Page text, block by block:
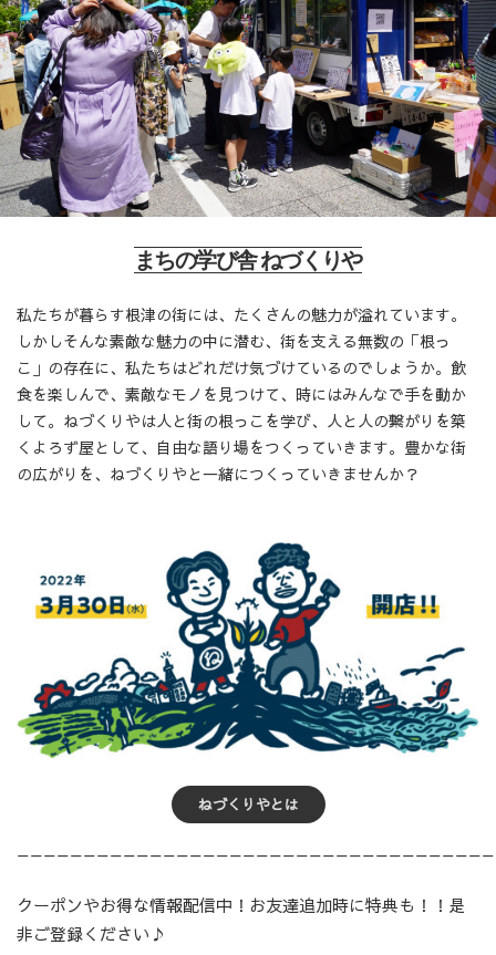
まちの学び舎 ねづくりや
私たちが暮らす根津の街には、たくさんの魅力が溢れています。
しかしそんな素敵な魅力の中に潜む、街を支える無数の「根っ
こ」の存在に、私たちはどれだけ気づけているのでしょうか。飲
食を楽しんで、素敵なモノを見つけて、時にはみんなで手を動か
して。ねづくりやは人と街の根っこを学び、人と人の繋がりを築
くよろず屋として、自由な語り場をつくっていきます。豊かな街
の広がりを、ねづくりやと一緒につくっていきませんか？
ねづくりやとは
クーポンやお得な情報配信中！お友達追加時に特典も！！是
非ご登録ください♪